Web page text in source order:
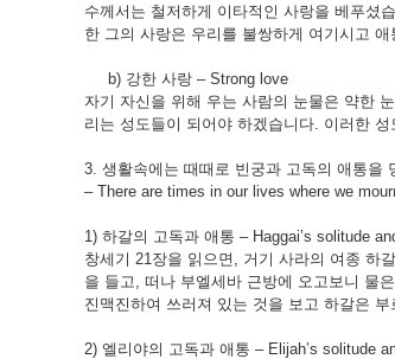
수께서는 철저하게 이타적인 사랑을 베푸셨
한 그의 사랑은 우리를 불쌍하게 여기시고
b) 강한 사랑 – Strong love
자기 자신을 위해 우는 사람의 눈물은 약한
리는 성도들이 되어야 하겠습니다. 이러한
3. 생활속에는 때때로 빈궁과 고독의 애통을
– There are times in our lives where we
1) 하갈의 고독과 애통 – Haggai’s solitude
창세기 21장을 읽으면, 거기 사라의 여종 하
을 들고, 떠나 부엘세바 근방에 오고보니 물
진맥진하여 쓰러져 있는 것을 보고 하갈은
2) 엘리야의 고독과 애통 – Elijah’s solitude